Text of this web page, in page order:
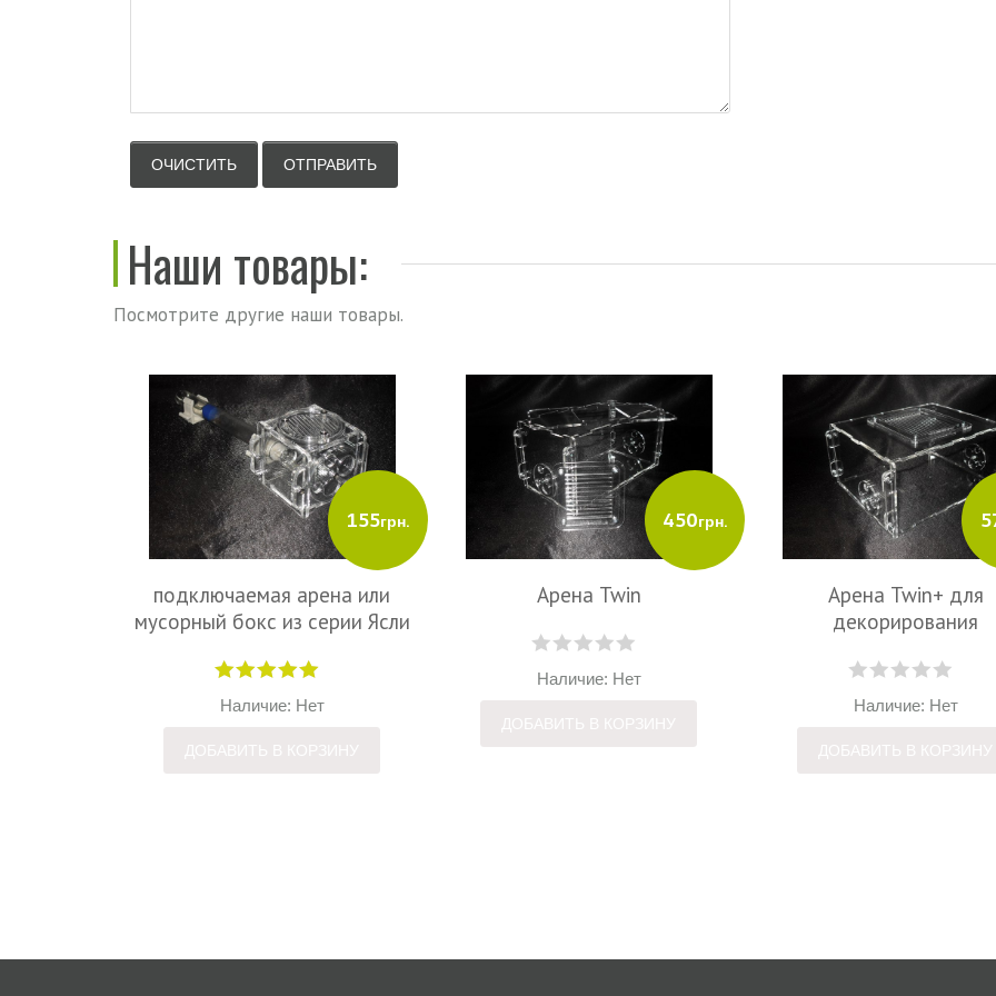
Наши товары:
Посмотрите другие наши товары.
155грн.
подключаемая арена или
мусорный бокс из серии Ясли
Наличие: Нет
450грн.
Арена Twin
Наличие: Нет
Арена Twin+ для
декорирования
Наличие: Нет